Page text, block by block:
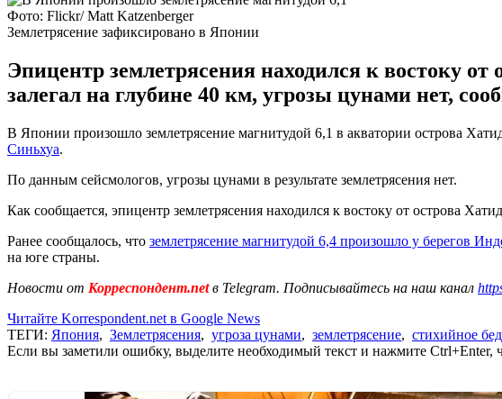
Фото: Flickr/ Matt Katzenberger
Землетрясение зафиксировано в Японии
Эпицентр землетрясения находился к востоку от
залегал на глубине 40 км, угрозы цунами нет,
В Японии произошло землетрясение магнитудой 6,1 в акватории острова
Синьхуа.
По данным сейсмологов, угрозы цунами в результате землетрясения нет.
Как сообщается, эпицентр землетрясения находился к востоку от острова
Ранее сообщалось, что землетрясение магнитудой 6,4 произошло у берегов
на юге страны.
Новости от Корреспондент.netв Telegram. Подписывайтесь на наш канал
Читайте Korrespondent.net в Google News
ТЕГИ: Япония, Землетрясения, угроза цунами, землетрясение, стихийное
Если вы заметили ошибку, выделите необходимый текст и нажмите Ctrl+Enter,